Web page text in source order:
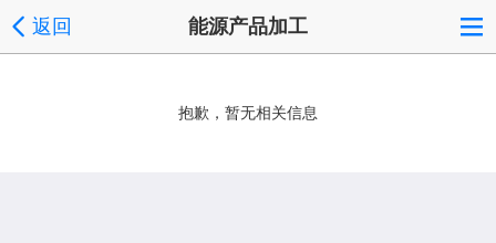
返回 能源产品加工
抱歉，暂无相关信息